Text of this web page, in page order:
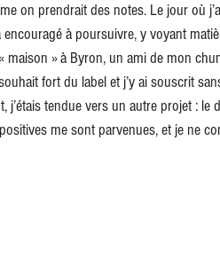
on prendrait des notes. Le jour où
à poursuivre, y voyant
maison » à Byron, un ami de mon
fort du label et j’y ai souscrit
j’étais tendue vers un autre projet : le
me sont parvenues, et je ne